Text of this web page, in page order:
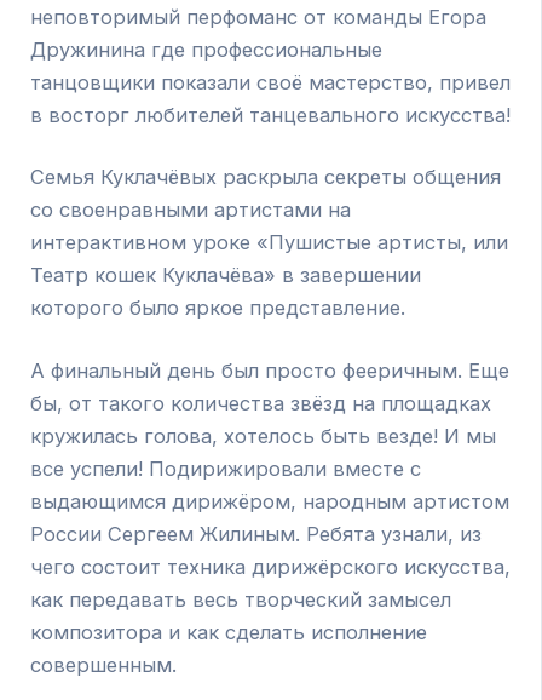
неповторимый перфоманс от команды Егора
Дружинина где профессиональные
танцовщики показали своё мастерство, привел
в восторг любителей танцевального искусства!
Семья Куклачёвых раскрыла секреты общения
со своенравными артистами на
интерактивном уроке «Пушистые артисты, или
Театр кошек Куклачёва» в завершении
которого было яркое представление.
А финальный день был просто фееричным. Еще
бы, от такого количества звёзд на площадках
кружилась голова, хотелось быть везде! И мы
все успели! Подирижировали вместе с
выдающимся дирижёром, народным артистом
России Сергеем Жилиным. Ребята узнали, из
чего состоит техника дирижёрского искусства,
как передавать весь творческий замысел
композитора и как сделать исполнение
совершенным.